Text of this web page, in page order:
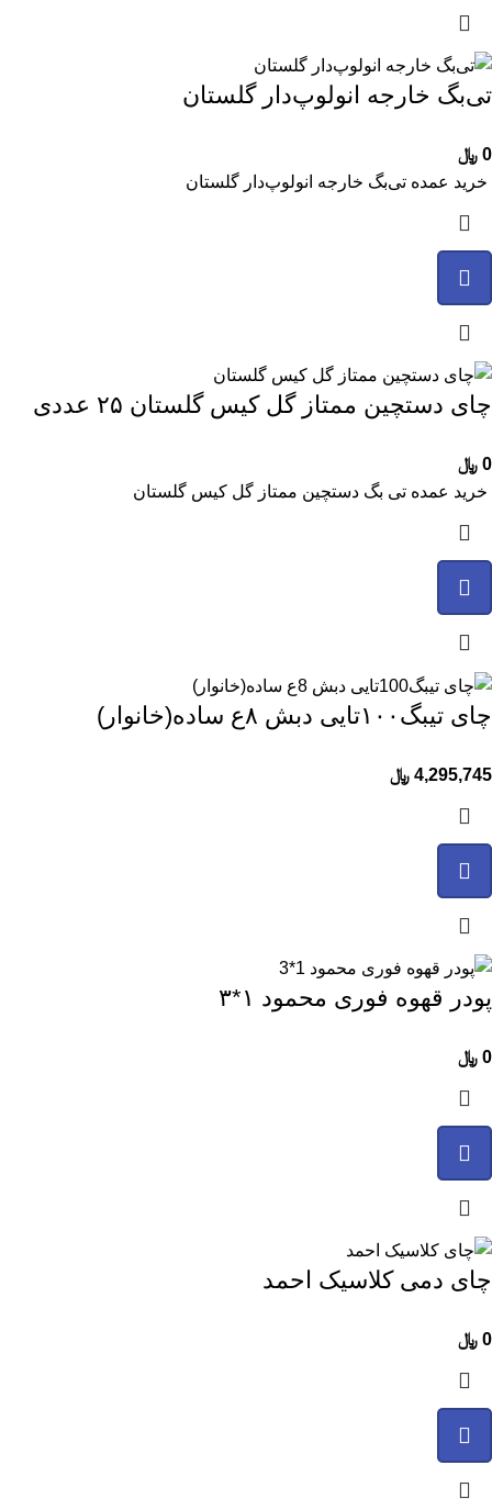
تی‌بگ خارجه انولوپ‌‌دار گلستان
0 ﷼
خرید عمده تی‌بگ خارجه انولوپ‌‌دار گلستان
چای دستچین ممتاز گل کیس گلستان ۲۵ عددی
0 ﷼
خرید عمده تی بگ دستچین ممتاز گل کیس گلستان
چای تیبگ۱۰۰تایی دبش ۸ع ساده(خانوار)
4,295,745 ﷼
پودر قهوه فوری محمود ۱*۳
0 ﷼
چای دمی کلاسیک احمد
0 ﷼